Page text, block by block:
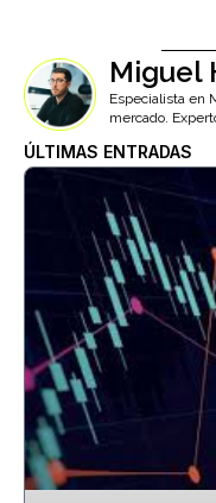
Miguel
Especialista en
mercado.
ÚLTIMAS ENTRADAS